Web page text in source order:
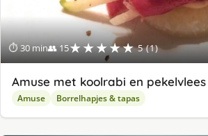
⏱ 30 min👥 15★★★★★ 5 (1)
Amuse met koolrabi en pekelvlees
Amuse Borrelhapjes & tapas